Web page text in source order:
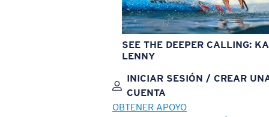
SEE THE DEEPER CALLING:
LENNY
INICIAR SESIÓN / CREAR
CUENTA
OBTENER APOYO